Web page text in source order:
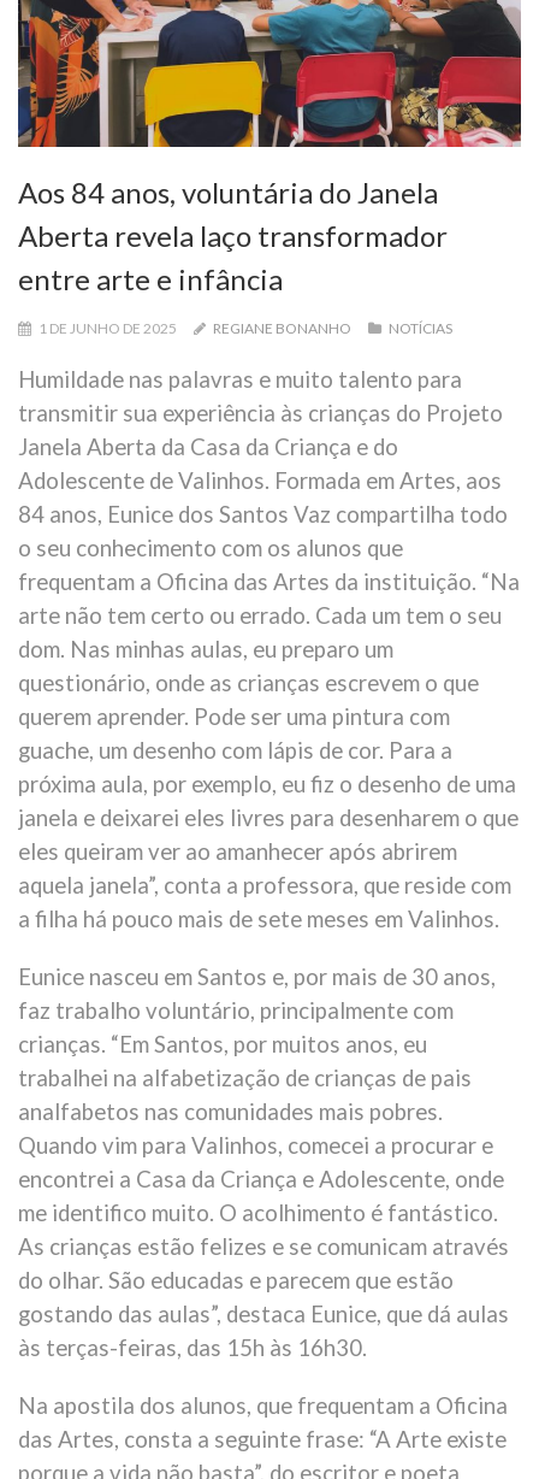
Aos 84 anos, voluntária do Janela
Aberta revela laço transformador
entre arte e infância
1 DE JUNHO DE 2025 REGIANE BONANHO NOTÍCIAS
Humildade nas palavras e muito talento para
transmitir sua experiência às crianças do Projeto
Janela Aberta da Casa da Criança e do
Adolescente de Valinhos. Formada em Artes, aos
84 anos, Eunice dos Santos Vaz compartilha todo
o seu conhecimento com os alunos que
frequentam a Oficina das Artes da instituição. “Na
arte não tem certo ou errado. Cada um tem o seu
dom. Nas minhas aulas, eu preparo um
questionário, onde as crianças escrevem o que
querem aprender. Pode ser uma pintura com
guache, um desenho com lápis de cor. Para a
próxima aula, por exemplo, eu fiz o desenho de uma
janela e deixarei eles livres para desenharem o que
eles queiram ver ao amanhecer após abrirem
aquela janela”, conta a professora, que reside com
a filha há pouco mais de sete meses em Valinhos.
Eunice nasceu em Santos e, por mais de 30 anos,
faz trabalho voluntário, principalmente com
crianças. “Em Santos, por muitos anos, eu
trabalhei na alfabetização de crianças de pais
analfabetos nas comunidades mais pobres.
Quando vim para Valinhos, comecei a procurar e
encontrei a Casa da Criança e Adolescente, onde
me identifico muito. O acolhimento é fantástico.
As crianças estão felizes e se comunicam através
do olhar. São educadas e parecem que estão
gostando das aulas”, destaca Eunice, que dá aulas
às terças-feiras, das 15h às 16h30.
Na apostila dos alunos, que frequentam a Oficina
das Artes, consta a seguinte frase: “A Arte existe
porque a vida não basta”, do escritor e poeta